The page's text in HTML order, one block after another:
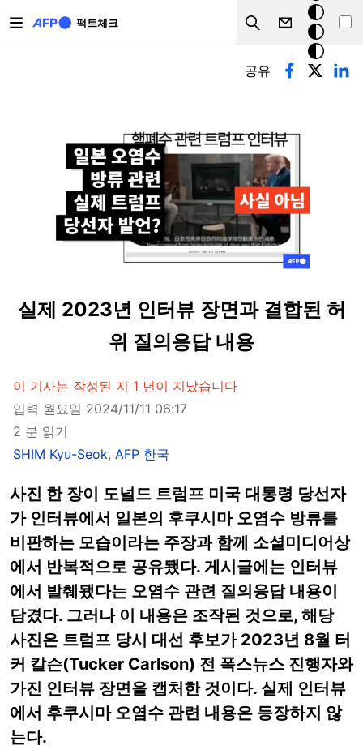
팩트체크
Search
크
모
드
기본탭
공유
실제 2023년 인터뷰 장면과 결합된 허
위 질의응답 내용
이 기사는 작성된 지 1 년이 지났습니다
입력 월요일 2024/11/11 06:17
2 분 읽기
SHIM Kyu-Seok, AFP 한국
사진 한 장이 도널드 트럼프 미국 대통령 당선자
가 인터뷰에서 일본의 후쿠시마 오염수 방류를
비판하는 모습이라는 주장과 함께 소셜미디어상
에서 반복적으로 공유됐다. 게시글에는 인터뷰
에서 발췌됐다는 오염수 관련 질의응답 내용이
담겼다. 그러나 이 내용은 조작된 것으로, 해당
사진은 트럼프 당시 대선 후보가 2023년 8월 터
커 칼슨(Tucker Carlson) 전 폭스뉴스 진행자와
가진 인터뷰 장면을 캡처한 것이다. 실제 인터뷰
에서 후쿠시마 오염수 관련 내용은 등장하지 않
는다.